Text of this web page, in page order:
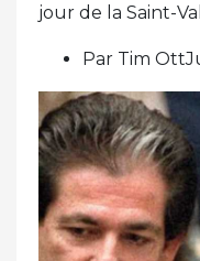
jour de la Saint-
Par Tim